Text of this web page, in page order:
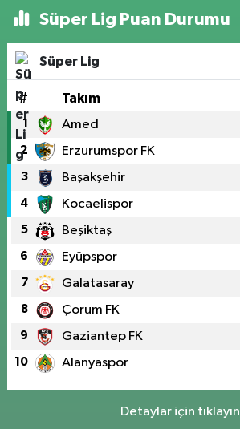
Süper Lig Puan Durumu
Süper Lig
# Takım
1 Amed
2 Erzurumspor FK
3 Başakşehir
4 Kocaelispor
5 Beşiktaş
6 Eyüpspor
7 Galatasaray
8 Çorum FK
9 Gaziantep FK
10 Alanyaspor
Detaylar için tıklayın